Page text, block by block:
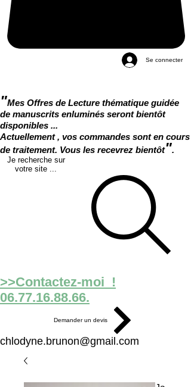
Se connecter
"Mes Offres de Lecture thématique guidée
de manuscrits enluminés seront bientôt
disponibles ...
Actuellement , vos commandes sont en cours
de traitement. Vous les recevrez bientôt".
Je recherche sur
votre site ...
>>Contactez-moi !
06.77.16.88.66.
Demander un devis
chlodyne.brunon@gmail.com